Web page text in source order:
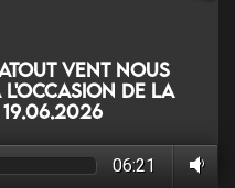
Vent nous
l'occasion de la
06:21